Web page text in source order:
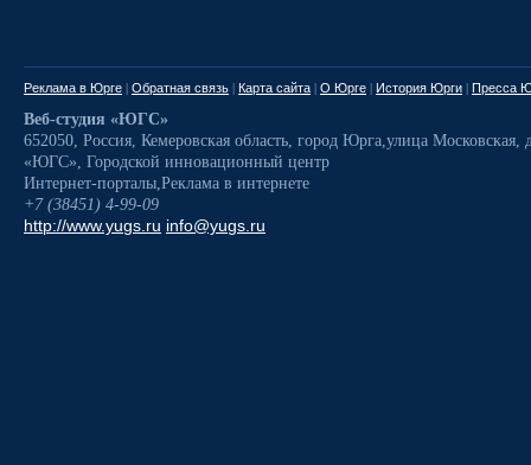
Реклама в Юрге | Обратная связь | Карта сайта | О Юрге | История Юрги | Пресса
Веб-студия «ЮГС»
652050, Россия, Кемеровская область, город Юрга,улица Московская,
«ЮГС», Городской инновационный центр
Интернет-порталы,Реклама в интернете
+7 (38451) 4-99-09
http://www.yugs.ru info@yugs.ru